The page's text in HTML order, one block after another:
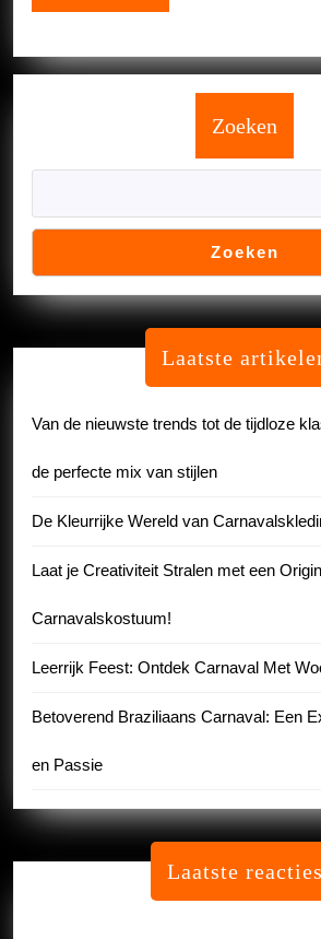
More
Zoeken
Zoeken
Laatste
Van de nieuwste trends tot de tijdloze
de perfecte mix van stijlen
De Kleurrijke Wereld van
Laat je Creativiteit Stralen met een
Carnavalskostuum!
Leerrijk Feest: Ontdek Carnaval Met
Betoverend Braziliaans Carnaval: Een
en Passie
Laatste reacties